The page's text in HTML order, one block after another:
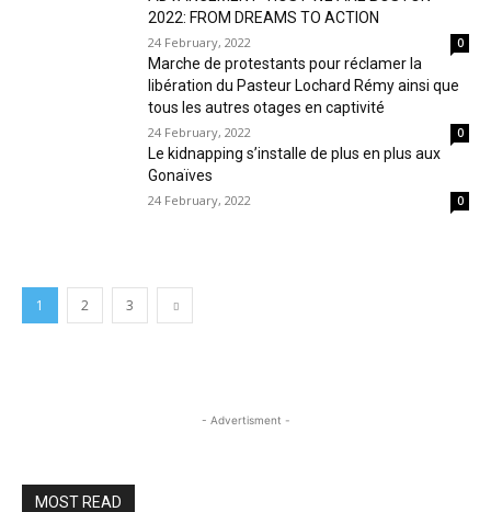
2022: FROM DREAMS TO ACTION
24 February, 2022 0
Marche de protestants pour réclamer la
libération du Pasteur Lochard Rémy ainsi que
tous les autres otages en captivité
24 February, 2022 0
Le kidnapping s’installe de plus en plus aux
Gonaïves
24 February, 2022 0
1 2 3
- Advertisment -
MOST READ